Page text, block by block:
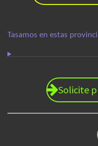
Tasamos en estas
Solicite